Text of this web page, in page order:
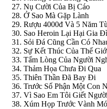
Nụ Cười Của Bị Cáo
Ở Sao Mà Gặp Lành
Rượu 4000đ Và 5 Năm Tù
Sao Heroin Lại Hại Gia
Sỏi Đá Cũng Cần Có
Sự Kết Thúc Của Thế
Tấm Lòng Của Người
Thảm Họa Chưa Đi Qua
Thiên Thần Đã Bay Đi
Trước Số Phận Một Con
Vì Sao Em Tôi Giết Người
Xúm Họp Trước Vành